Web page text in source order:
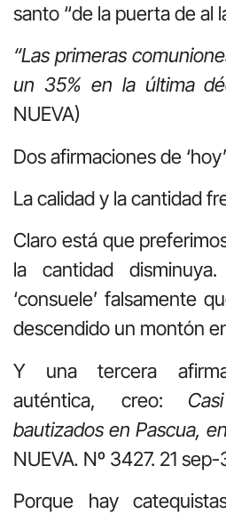
santo “de la puerta de al
“Las primeras
un 35% en la última
NUEVA)
Dos afirmaciones de
La calidad y la cantidad
Claro está que
la cantidad
‘consuele’ falsamente
descendido un montón
Y una tercera
auténtica, creo:
bautizados en Pascua,
NUEVA. Nº 3427. 21
Porque hay